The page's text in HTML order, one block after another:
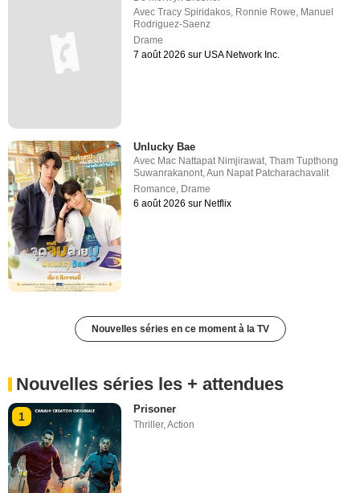
AvecTracy Spiridakos Ronnie Rowe Manuel
Rodriguez-Saenz
Drame
7 août 2026 sur USA Network Inc.
Unlucky Bae
Avec Mac Nattapat Nimjirawat,Tham Tupthong
Suwanrakanont,Aun Napat Patcharachavalit
Romance, Drame
6 août 2026 sur Netflix
Nouvelles séries en ce moment à la TV
Nouvelles séries les + attendues
1
Prisoner
Thriller,Action